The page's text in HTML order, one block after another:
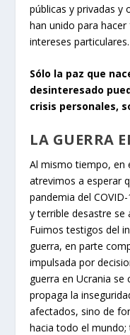
públicas y privadas y
han unido para
intereses particulares.
Sólo la paz que
desinteresado
crisis personales,
LA GUERRA
Al mismo tiempo, en
atrevimos a esperar
pandemia del
y terrible desastre se
Fuimos testigos del
guerra, en parte
impulsada por
guerra en Ucrania
propaga la
afectados, sino de
hacia todo el